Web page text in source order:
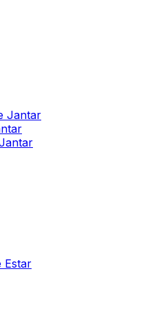
Jantar
Estar